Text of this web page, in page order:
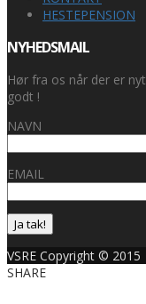
HESTEPENSION
NYHEDSMAIL
Hør fra os når der er
godt !
NAVN
EMAIL
Ja tak!
VSRE Copyright © 2015
SHARE